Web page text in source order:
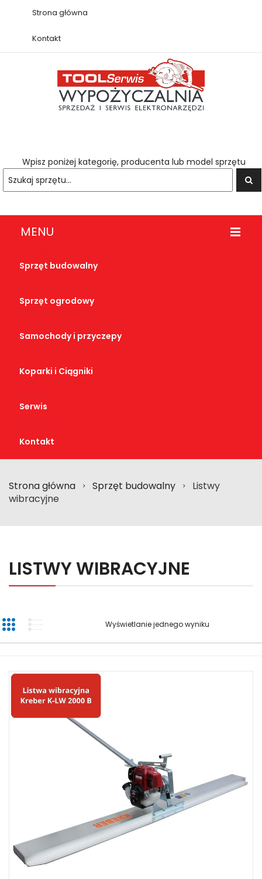
Strona główna
Kontakt
Wpisz poniżej kategorię, producenta lub model sprzętu
MENU
Sprzęt budowalny
Sprzęt ogrodowy
Samochody i przyczepy
Koparki i Ciągniki
Serwis
Kontakt
Strona główna > Sprzęt budowalny >
Listwy
wibracyjne
LISTWY WIBRACYJNE
Wyświetlanie jednego wyniku